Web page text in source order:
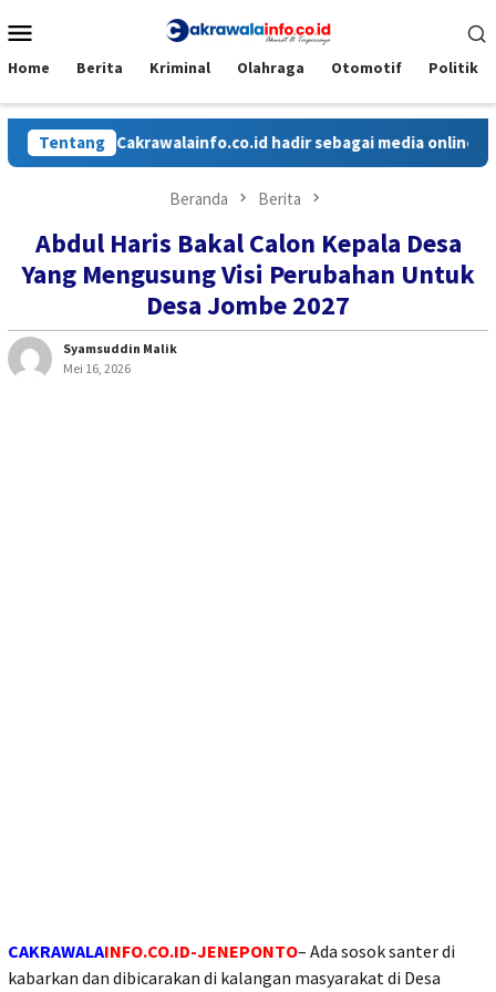
ke
Mobile
Home Berita Kriminal Olahraga Otomotif Politik
TentangCakrawalainfo.co.id hadir sebagai media online yang
Beranda Berita
Abdul Haris Bakal Calon Kepala Desa
Yang Mengusung Visi Perubahan Untuk
Desa Jombe 2027
Syamsuddin Malik
Mei 16, 2026
CAKRAWALAINFO.CO.ID-JENEPONTO– Ada sosok santer di
kabarkan dan dibicarakan di kalangan masyarakat di Desa